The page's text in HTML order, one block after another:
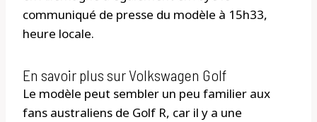
communiqué de presse du modèle à 15h33,
heure locale.
En savoir plus sur Volkswagen Golf
Le modèle peut sembler un peu familier aux
fans australiens de Golf R, car il y a une